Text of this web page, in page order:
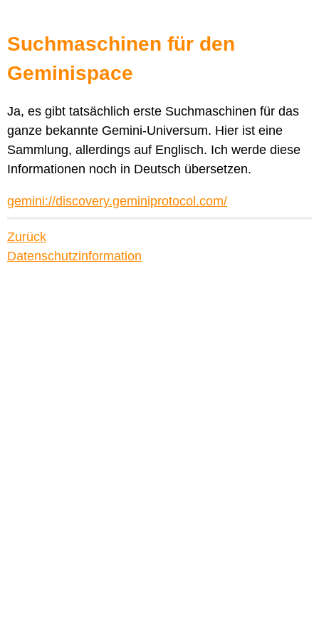
Suchmaschinen für den
Geminispace
Ja, es gibt tatsächlich erste Suchmaschinen für das
ganze bekannte Gemini-Universum. Hier ist eine
Sammlung, allerdings auf Englisch. Ich werde diese
Informationen noch in Deutsch übersetzen.
gemini://discovery.geminiprotocol.com/
Zurück
Datenschutzinformation